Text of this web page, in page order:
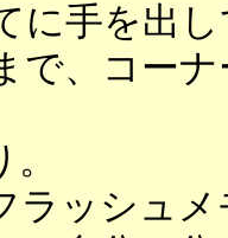
に手を出
で、コー
ラッシュ